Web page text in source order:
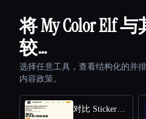
将 My Color Elf
较…
选择任意工具，查看结构化的并
内容政策。
对比 StickerIt.AI